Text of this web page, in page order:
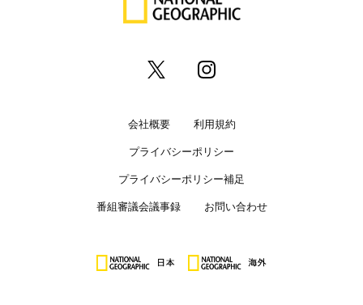
会社概要 利用規約
プライバシーポリシー
プライバシーポリシー補足
番組審議会議事録 お問い合わせ